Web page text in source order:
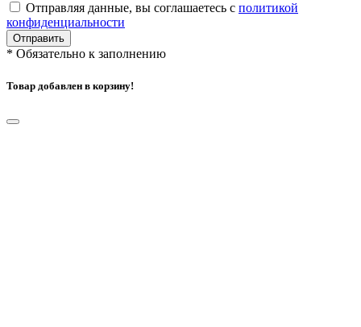
Отправляя данные, вы соглашаетесь с политикой
конфиденциальности
Отправить
* Обязательно к заполнению
Товар добавлен в корзину!